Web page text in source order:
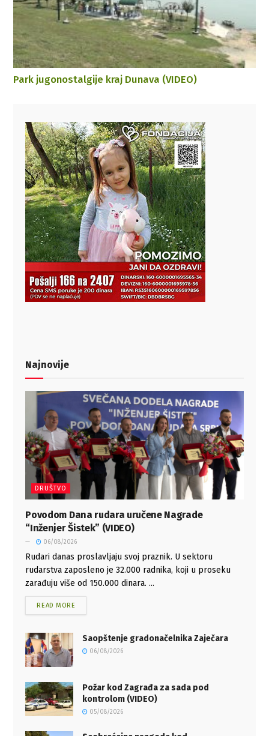
Park jugonostalgije kraj Dunava (VIDEO)
Najnovije
DRUŠTVO
Povodom Dana rudara uručene Nagrade
“Inženjer Šistek” (VIDEO)
06/08/2026
Rudari danas proslavljaju svoj praznik. U sektoru
rudarstva zaposleno je 32.000 radnika, koji u proseku
zarađuju više od 150.000 dinara. ...
READ MORE
Saopštenje gradonačelnika Zaječara
06/08/2026
Požar kod Zagrađa za sada pod
kontrolom (VIDEO)
05/08/2026